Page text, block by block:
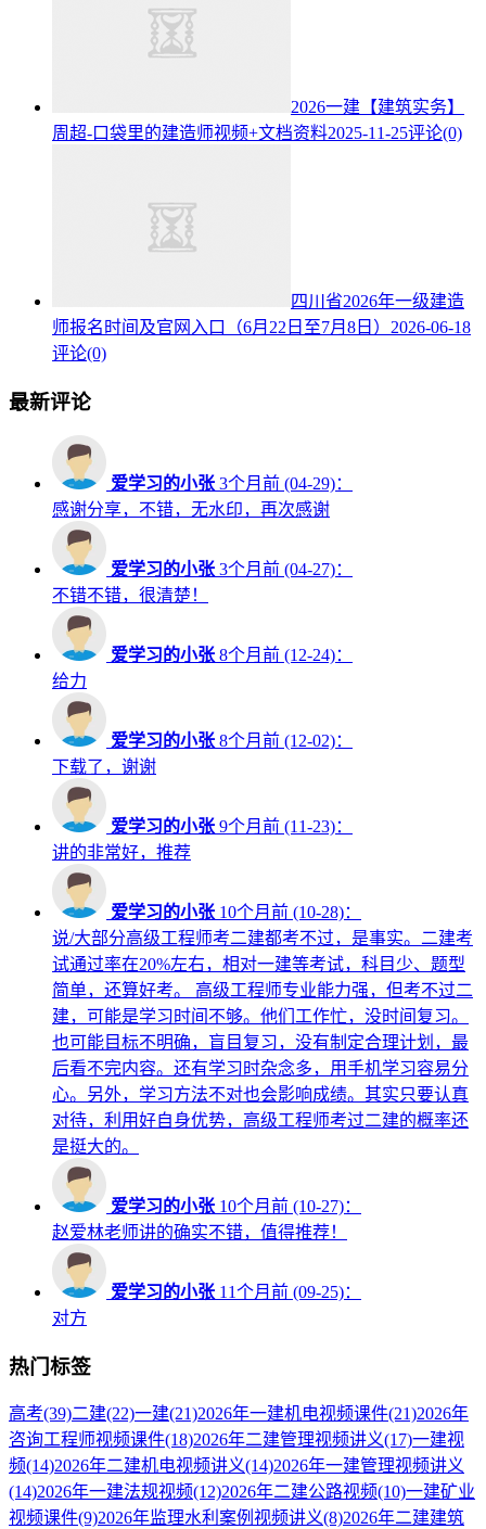
2026一建【建筑实务】
周超-口袋里的建造师视频+文档资料2025-11-25评论(0)
四川省2026年一级建造
师报名时间及官网入口（6月22日至7月8日） 2026-06-18
评论(0)
最新评论
爱学习的小张 3个月前 (04-29)：
感谢分享，不错，无水印，再次感谢
爱学习的小张 3个月前 (04-27)：
不错不错，很清楚！
爱学习的小张 8个月前 (12-24)：
给力
爱学习的小张 8个月前 (12-02)：
下载了，谢谢
爱学习的小张 9个月前 (11-23)：
讲的非常好，推荐
爱学习的小张 10个月前 (10-28)：
说/大部分高级工程师考二建都考不过，是事实。二建考
试通过率在20%左右，相对一建等考试，科目少、题型
简单，还算好考。 高级工程师专业能力强，但考不过二
建，可能是学习时间不够。他们工作忙，没时间复习。
也可能目标不明确，盲目复习，没有制定合理计划，最
后看不完内容。还有学习时杂念多，用手机学习容易分
心。另外，学习方法不对也会影响成绩。其实只要认真
对待，利用好自身优势，高级工程师考过二建的概率还
是挺大的。
爱学习的小张 10个月前 (10-27)：
赵爱林老师讲的确实不错，值得推荐！
爱学习的小张 11个月前 (09-25)：
对方
热门标签
高考(39)二建(22)一建(21)2026年一建机电视频课件(21)2026年
咨询工程师视频课件(18)2026年二建管理视频讲义(17)一建视
频(14)2026年二建机电视频讲义(14)2026年一建管理视频讲义
(14)2026年一建法规视频(12)2026年二建公路视频(10)一建矿业
视频课件(9)2026年监理水利案例视频讲义(8)2026年二建建筑